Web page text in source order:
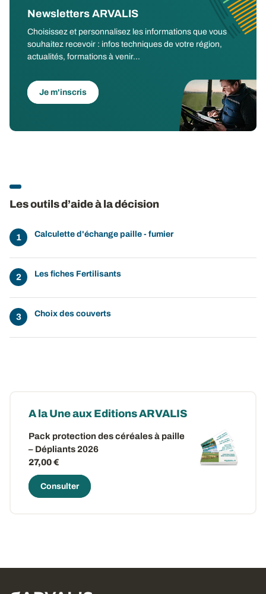
Newsletters ARVALIS
Choisissez et personnalisez les informations que vous
souhaitez recevoir : infos techniques de votre région,
actualités, formations à venir...
Je m'inscris
Les outils d’aide à la décision
Calculette d'échange paille - fumier
Les fiches Fertilisants
Choix des couverts
A la Une aux Editions ARVALIS
Pack protection des céréales à paille
– Dépliants 2026
27,00 €
Consulter